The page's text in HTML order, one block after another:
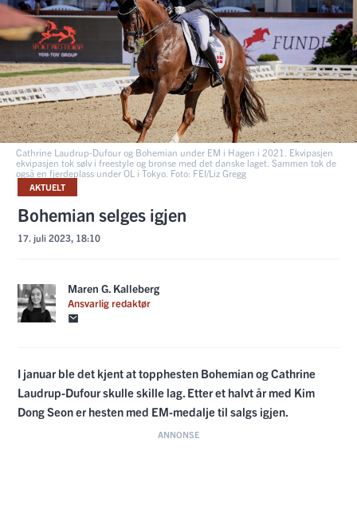
Cathrine Laudrup-Dufour og Bohemian under EM i Hagen i 2021. Ekvipasjen
ekvipasjen tok sølv i freestyle og bronse med det danske laget. Sammen tok de
også en fjerdeplass under OL i Tokyo. Foto: FEI/Liz Gregg
AKTUELT
Bohemian selges igjen
17. juli 2023, 18:10
Maren G. Kalleberg
Ansvarlig redaktør
I januar ble det kjent at topphesten Bohemian og Cathrine
Laudrup-Dufour skulle skille lag. Etter et halvt år med Kim
Dong Seon er hesten med EM-medalje til salgs igjen.